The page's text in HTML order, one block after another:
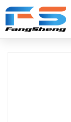
Ev > Ürünler